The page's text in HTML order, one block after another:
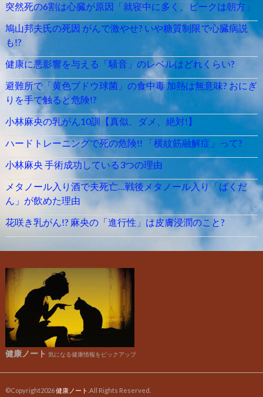
突然死の6割は心臓が原因「就寝中に多く、ピークは朝方」
鳩山邦夫氏の死因 がんで激やせ? いや糖質制限で心臓病説
も!?
健康に悪影響を与える「騒音」のレベルはどれくらい?
避難所で「黄色ブドウ球菌」の食中毒 加熱は無意味? おにぎ
りを手で触ると危険!?
小林麻央の乳がん10訓【真似、ダメ、絶対!】
ハードトレーニングで死の危険!! 「横紋筋融解症」って?
小林麻央 手術成功している3つの理由
メタノール入り酒で夫死亡…戦後メタノール入り「ばくだ
ん」が飲めた理由
花咲き乳がん!? 麻央の「進行性」は皮膚浸潤のこと?
健康ノート 気になる健康情報をピックアップ
©Copyright2026健康ノート .All Rights Reserved.